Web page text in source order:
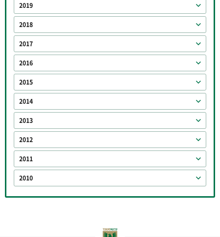
2019
2018
2017
2016
2015
2014
2013
2012
2011
2010